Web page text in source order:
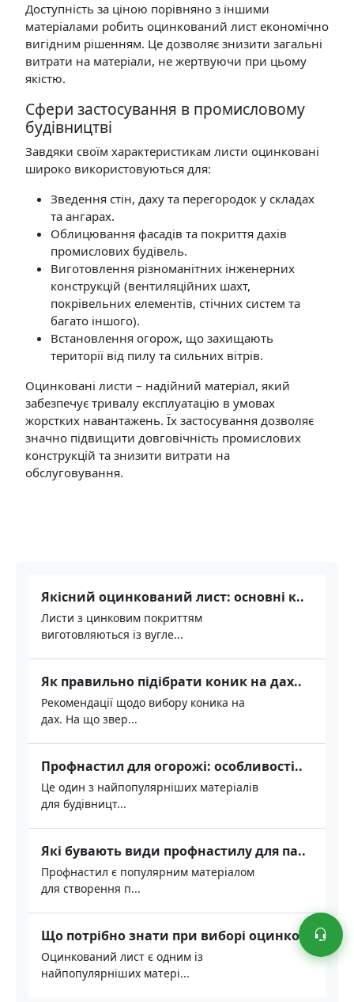
Доступність за ціною порівняно з іншими
матеріалами робить оцинкований лист економічно
вигідним рішенням. Це дозволяє знизити загальні
витрати на матеріали, не жертвуючи при цьому
якістю.
Сфери застосування в промисловому
будівництві
Завдяки своїм характеристикам листи оцинковані
широко використовуються для:
Зведення стін, даху та перегородок у складах
та ангарах.
Облицювання фасадів та покриття дахів
промислових будівель.
Виготовлення різноманітних інженерних
конструкцій (вентиляційних шахт,
покрівельних елементів, стічних систем та
багато іншого).
Встановлення огорож, що захищають
території від пилу та сильних вітрів.
Оцинковані листи – надійний матеріал, який
забезпечує тривалу експлуатацію в умовах
жорстких навантажень. Їх застосування дозволяє
значно підвищити довговічність промислових
конструкцій та знизити витрати на
обслуговування.
Якісний оцинкований лист: основні к..
Листи з цинковим покриттям
виготовляються із вугле...
Як правильно підібрати коник на дах..
Рекомендації щодо вибору коника на
дах. На що звер...
Профнастил для огорожі: особливості..
Це один з найпопулярніших матеріалів
для будівницт...
Які бувають види профнастилу для па..
Профнастил є популярним матеріалом
для створення п...
Що потрібно знати при виборі оцинко..
Оцинкований лист є одним із
найпопулярніших матері...